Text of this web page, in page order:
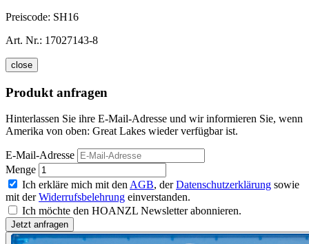
Preiscode: SH16
Art. Nr.: 17027143-8
close
Produkt anfragen
Hinterlassen Sie ihre E-Mail-Adresse und wir informieren Sie, wenn
Amerika von oben: Great Lakes wieder verfügbar ist.
E-Mail-Adresse
Menge
Ich erkläre mich mit den AGB, derDatenschutzerklärung sowie
mit derWiderrufsbelehrung einverstanden.
Ich möchte den HOANZL Newsletter abonnieren.